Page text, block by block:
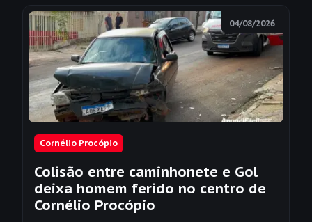
04/08/2026
Cornélio Procópio
Colisão entre caminhonete e Gol
deixa homem ferido no centro de
Cornélio Procópio